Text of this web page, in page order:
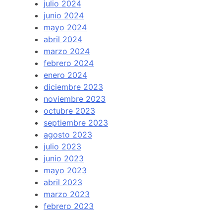
julio 2024
junio 2024
mayo 2024
abril 2024
marzo 2024
febrero 2024
enero 2024
diciembre 2023
noviembre 2023
octubre 2023
septiembre 2023
agosto 2023
julio 2023
junio 2023
mayo 2023
abril 2023
marzo 2023
febrero 2023